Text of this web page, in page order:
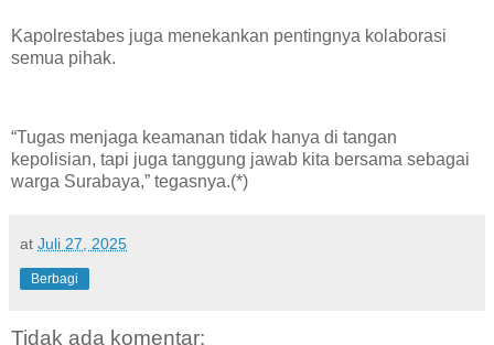
Kapolrestabes juga menekankan pentingnya kolaborasi
semua pihak.
“Tugas menjaga keamanan tidak hanya di tangan
kepolisian, tapi juga tanggung jawab kita bersama sebagai
warga Surabaya,” tegasnya.(*)
at Juli 27, 2025
Berbagi
Tidak ada komentar: